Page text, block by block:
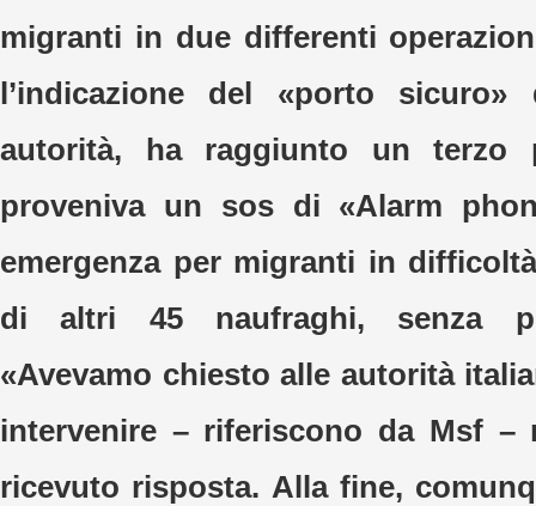
migranti in due differenti
l’indicazione del «porto sicuro»
autorità, ha raggiunto un terzo
proveniva un sos di «Alarm
emergenza per migranti in
di altri 45 naufraghi, senza
«Avevamo chiesto alle autorità
intervenire – riferiscono da Msf –
ricevuto risposta. Alla fine,